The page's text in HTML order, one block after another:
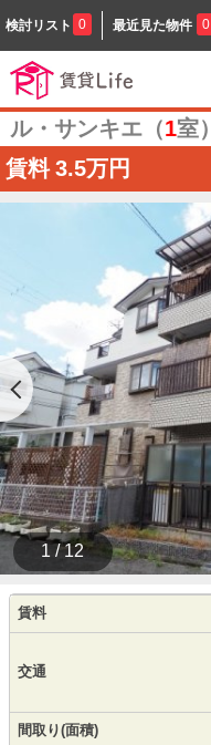
検討リスト 0 最近見た物件 0
ル・サンキエ（1室）
賃料 3.5万円
1 / 12
賃料
交通
間取り(面積)